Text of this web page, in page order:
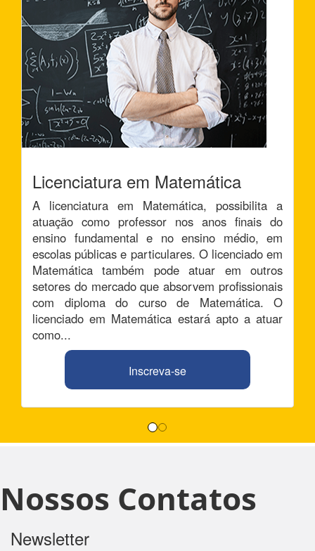
Licenciatura em Matemática
A licenciatura em Matemática, possibilita a
atuação como professor nos anos finais do
ensino fundamental e no ensino médio, em
escolas públicas e particulares. O licenciado em
Matemática também pode atuar em outros
setores do mercado que absorvem profissionais
com diploma do curso de Matemática. O
licenciado em Matemática estará apto a atuar
como...
Inscreva-se
Nossos Contatos
Newsletter